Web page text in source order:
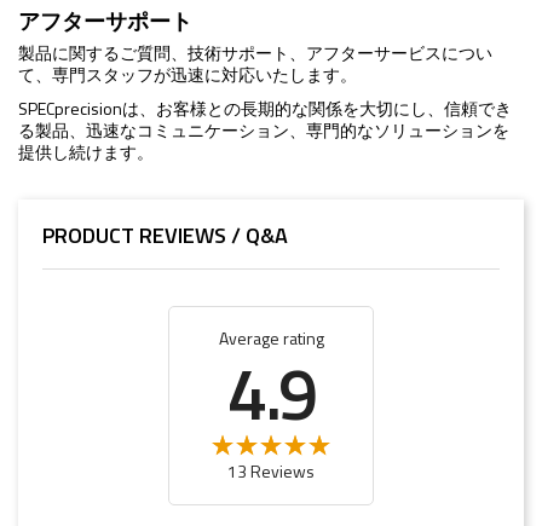
アフターサポート
製品に関するご質問、技術サポート、アフターサービスについ
て、専門スタッフが迅速に対応いたします。
SPECprecisionは、お客様との長期的な関係を大切にし、信頼でき
る製品、迅速なコミュニケーション、専門的なソリューションを
提供し続けます。
PRODUCT REVIEWS / Q&A
Average rating
4.9
13 Reviews